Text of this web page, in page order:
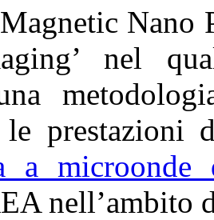
Nano
nel
prestazioni
a
nell’ambito